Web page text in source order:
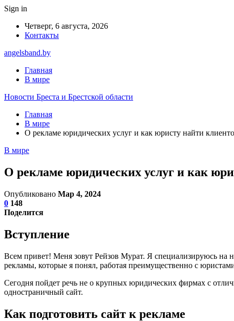
Sign in
Четверг, 6 августа, 2026
Контакты
angelsband.by
Главная
В мире
Новости Бреста и Брестской области
Главная
В мире
О рекламе юридических услуг и как юристу найти
В мире
О рекламе юридических услуг и как
Опубликовано Мар 4, 2024
0 148
Поделится
Вступление
Всем привет! Меня зовут Рейзов Мурат. Я специализируюсь на
рекламы, которые я понял, работая преимущественно с
Сегодня пойдет речь не о крупных юридических фирмах с
одностраничный сайт.
Как подготовить сайт к рекламе